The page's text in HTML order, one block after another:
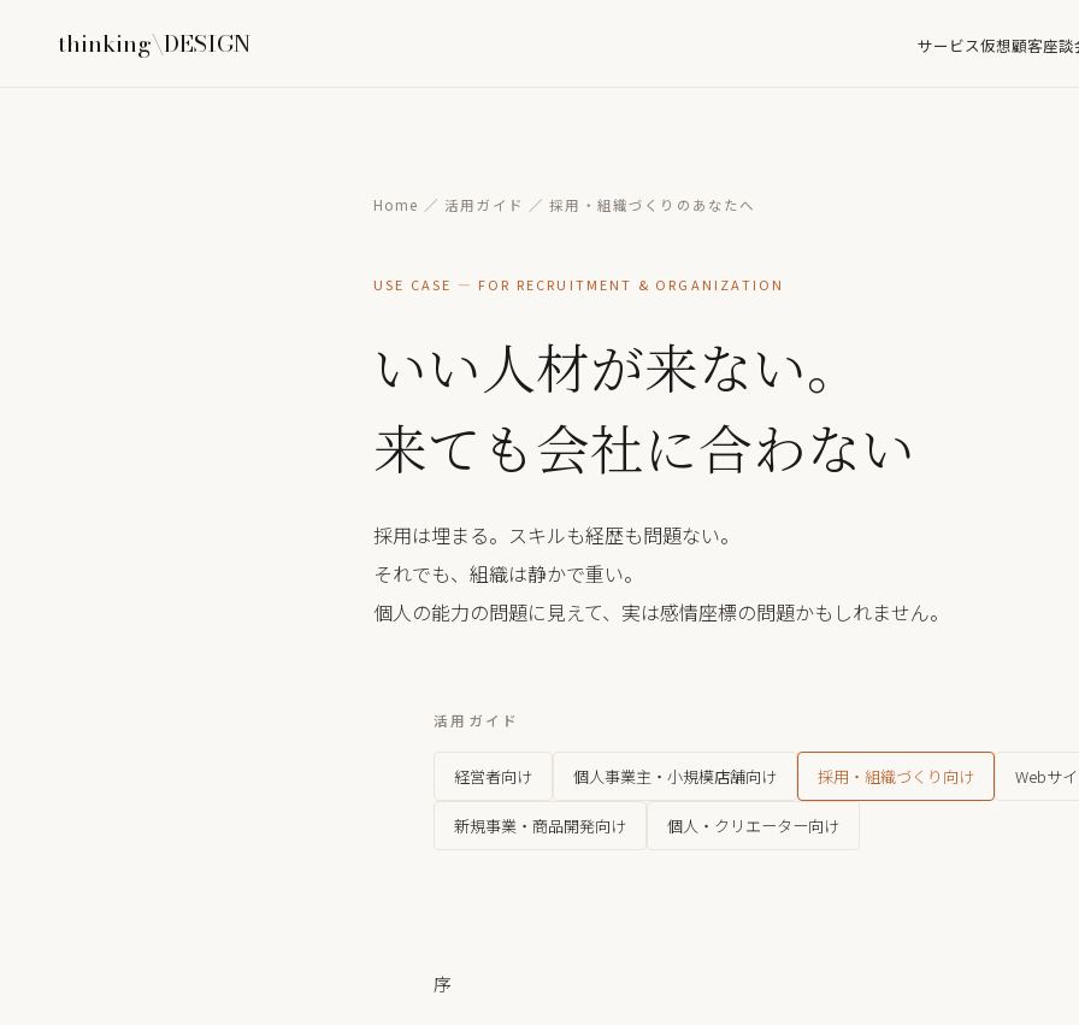
thinking\DESIGN サービス仮想顧客座談
Home ／ 活用ガイド ／ 採用・組織づくりのあなたへ
USE CASE — FOR RECRUITMENT & ORGANIZATION
いい人材が来ない。
来ても会社に合わない
採用は埋まる。スキルも経歴も問題ない。
それでも、組織は静かで重い。
個人の能力の問題に見えて、実は感情座標の問題かもしれません。
活用ガイド
経営者向け 個人事業主・小規模店舗向け 採用・組織づくり向け Webサ
新規事業・商品開発向け 個人・クリエーター向け
序